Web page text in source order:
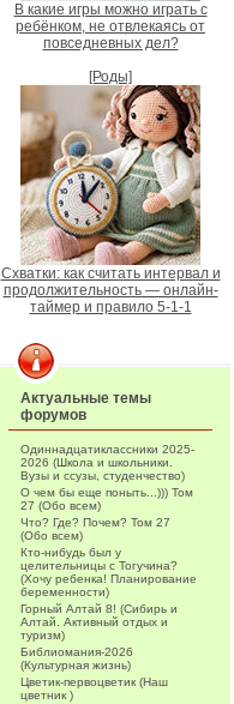
В какие игры можно играть с
ребёнком, не отвлекаясь от
повседневных дел?
[Роды]
Схватки: как считать интервал и
продолжительность — онлайн-
таймер и правило 5-1-1
Актуальные темы
форумов
Одиннадцатиклассники 2025-
2026 (Школа и школьники.
Вузы и ссузы, студенчество)
О чем бы еще поныть...))) Том
27 (Обо всем)
Что? Где? Почем? Том 27
(Обо всем)
Кто-нибудь был у
целительницы с Тогучина?
(Хочу ребенка! Планирование
беременности)
Горный Алтай 8! (Сибирь и
Алтай. Активный отдых и
туризм)
Библиомания-2026
(Культурная жизнь)
Цветик-первоцветик (Наш
цветник )